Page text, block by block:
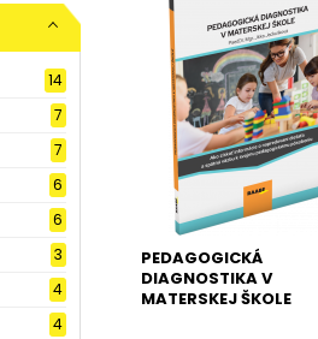
14
7
7
6
6
3
4
4
PEDAGOGICKÁ
DIAGNOSTIKA V
MATERSKEJ ŠKOLE